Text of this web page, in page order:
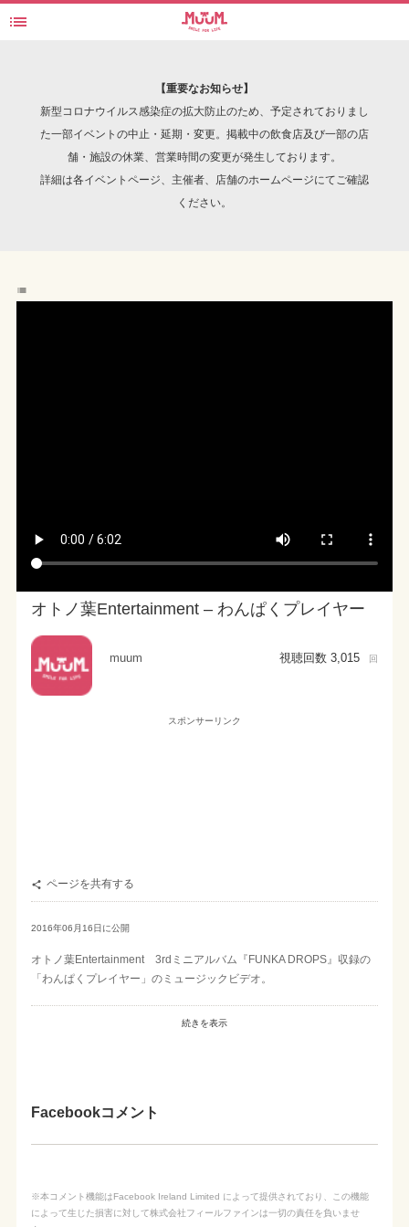
オトノ葉Entertainment – わんぱくプレイヤー 動画
INTERVIEW

【重要なお知らせ】
新型コロナウイルス感染症の拡大防止のため、予定されておりまし
た一部イベントの中止・延期・変更。掲載中の飲食店及び一部の店
舗・施設の休業、営業時間の変更が発生しております。
詳細は各イベントページ、主催者、店舗のホームページにてご確認
ください。

オトノ葉Entertainment – わんぱくプレイヤー
muum 視聴回数 3,015 回
スポンサーリンク
 ページを共有する
2016年06月16日に公開
オトノ葉Entertainment 3rdミニアルバム『FUNKA DROPS』収録の
「わんぱくプレイヤー」のミュージックビデオ。
続きを表示
Facebookコメント
※本コメント機能はFacebook Ireland Limited によって提供されており、この機能
によって生じた損害に対して株式会社フィールファインは一切の責任を負いませ